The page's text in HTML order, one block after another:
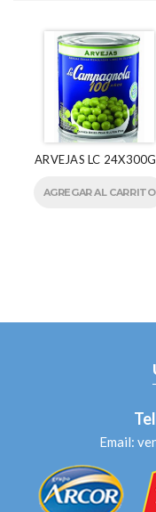
ARVEJAS LC
AGREGAR AL CARRITO
Email: